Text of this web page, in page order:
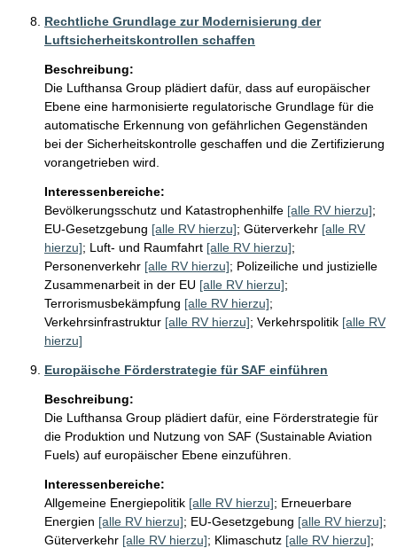
Rechtliche Grundlage zur Modernisierung der
Luftsicherheitskontrollen schaffen
Beschreibung:
Die Lufthansa Group plädiert dafür, dass auf europäischer
Ebene eine harmonisierte regulatorische Grundlage für die
automatische Erkennung von gefährlichen Gegenständen
bei der Sicherheitskontrolle geschaffen und die Zertifizierung
vorangetrieben wird.
Interessenbereiche:
Bevölkerungsschutz und Katastrophenhilfe [alle RV hierzu];
EU-Gesetzgebung [alle RV hierzu]; Güterverkehr [alle RV
hierzu]; Luft- und Raumfahrt [alle RV hierzu];
Personenverkehr [alle RV hierzu]; Polizeiliche und justizielle
Zusammenarbeit in der EU [alle RV hierzu];
Terrorismusbekämpfung [alle RV hierzu];
Verkehrsinfrastruktur [alle RV hierzu]; Verkehrspolitik [alle RV
hierzu]
Europäische Förderstrategie für SAF einführen
Beschreibung:
Die Lufthansa Group plädiert dafür, eine Förderstrategie für
die Produktion und Nutzung von SAF (Sustainable Aviation
Fuels) auf europäischer Ebene einzuführen.
Interessenbereiche:
Allgemeine Energiepolitik [alle RV hierzu]; Erneuerbare
Energien [alle RV hierzu]; EU-Gesetzgebung [alle RV hierzu];
Güterverkehr [alle RV hierzu]; Klimaschutz [alle RV hierzu];